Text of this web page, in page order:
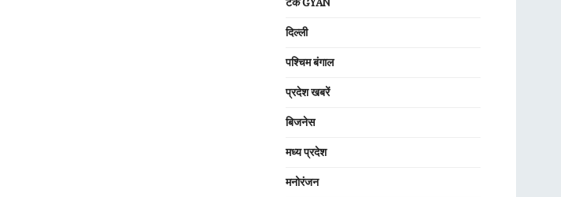
दिल्ली
पश्चिम बंगाल
प्रदेश खबरें
बिजनेस
मध्य प्रदेश
मनोरंजन